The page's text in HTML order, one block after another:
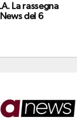
La rassegna
del 6